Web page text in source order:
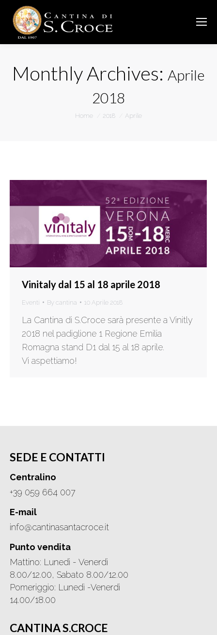
Monthly Archives: Aprile
2018
You are here:
Home 2018 Aprile
Vinitaly dal 15 al 18 aprile 2018
Eventi By cantina 10 Aprile 2018
La Cantina di S.Croce sarà presente a Vinitly
2018 nel padiglione 1 Regione Emilia
Romagna stand D1 dal 15 al 18 aprile.
Vi aspettiamo!
SEDE E CONTATTI
Centralino
+39 059 664 007
E-mail
info@cantinasantacroce.it
Punto vendita
Mattino: Lunedì - Venerdì
8.00/12.00, Sabato 8.00/12.00
Pomeriggio: Lunedì -Venerdì
14.00/18.00
CANTINA S.CROCE